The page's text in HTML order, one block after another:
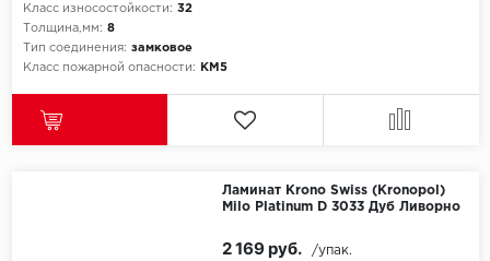
Made in Belgium
Класс износостойкости: 32
Толщина,мм: 8
Тип соединения: замковое
Класс пожарной опасности:
КМ5
Ламинат Krono Swiss (Kronopol)
Milo Platinum D 3033 Дуб Ливорно
2 169 руб. /упак.